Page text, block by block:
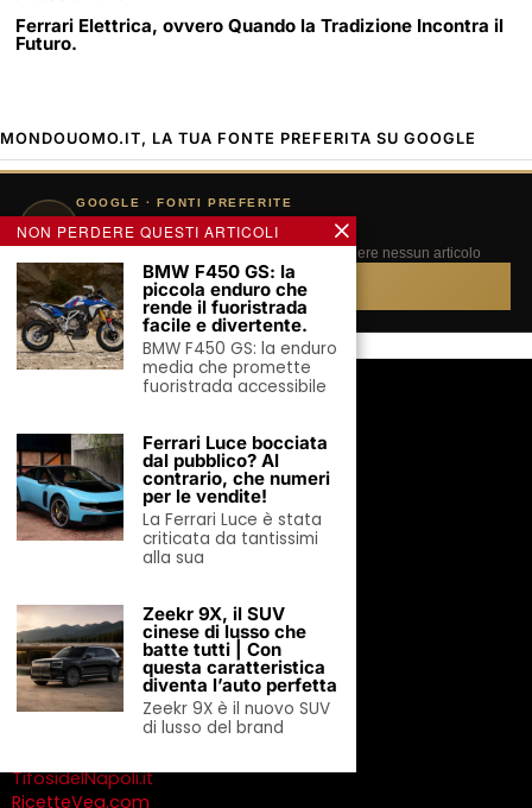
Ferrari Elettrica, ovvero Quando la Tradizione Incontra il
Futuro.
MONDOUOMO.IT, LA TUA FONTE PREFERITA SU GOOGLE
⭐
GOOGLE · FONTI PREFERITE
Segui MondoUomo.it su Google
Aggiungici alle tue fonti preferite e non perdere nessun articolo
Aggiungi ora →
IL NETWORK EDITORIALE
MondoDonne.com
VivoGreen.it
MondoTennis.net
MondoAutoElettriche.it
MondoInvestimenti.it
TuttoCrociera.it
MondoOlimpiadi.it
PodcastMadeinItaly.it
CavallieGare.it
CalabriaHotel.it
AngoliVerdi.it *
TifosidelNapoli.it
RicetteVeg.com
NON PERDERE QUESTI ARTICOLI
BMW F450 GS: la
piccola enduro che
rende il fuoristrada
facile e divertente.
BMW F450 GS: la enduro
media che promette
fuoristrada accessibile
Ferrari Luce bocciata
dal pubblico? Al
contrario, che numeri
per le vendite!
La Ferrari Luce è stata
criticata da tantissimi
alla sua
Zeekr 9X, il SUV
cinese di lusso che
batte tutti | Con
questa caratteristica
diventa l’auto perfetta
Zeekr 9X è il nuovo SUV
di lusso del brand